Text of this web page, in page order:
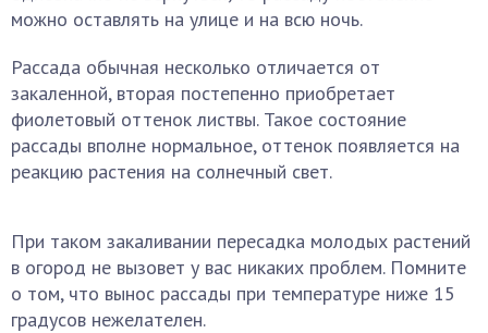
можно оставлять на улице и на всю ночь.
Рассада обычная несколько отличается от
закаленной, вторая постепенно приобретает
фиолетовый оттенок листвы. Такое состояние
рассады вполне нормальное, оттенок появляется на
реакцию растения на солнечный свет.
При таком закаливании пересадка молодых растений
в огород не вызовет у вас никаких проблем. Помните
о том, что вынос рассады при температуре ниже 15
градусов нежелателен.